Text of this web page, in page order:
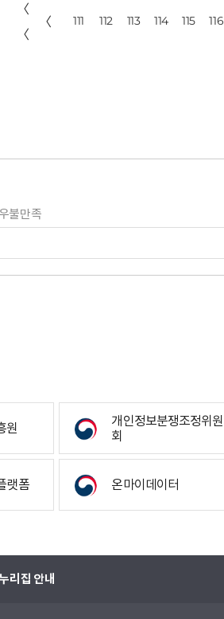
〈
〈
〈 111 112 113 114 115 116
불만족
원
개인정보분쟁조정위원
회
랫폼 온마이데이터
리집 안내